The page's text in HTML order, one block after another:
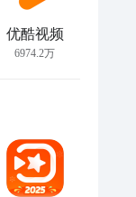
优酷视频
6974.2万